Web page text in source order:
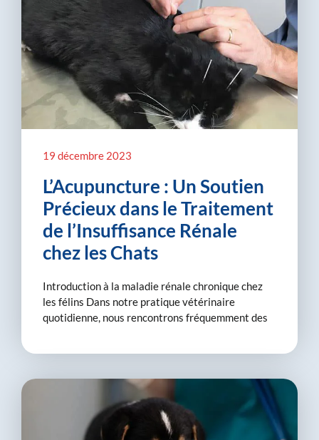
19 décembre 2023
L’Acupuncture : Un Soutien
Précieux dans le Traitement
de l’Insuffisance Rénale
chez les Chats
Introduction à la maladie rénale chronique chez
les félins Dans notre pratique vétérinaire
quotidienne, nous rencontrons fréquemment des